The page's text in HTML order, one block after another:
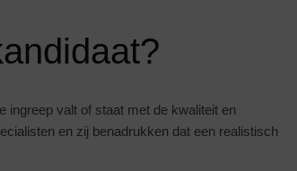
ingreep valt of staat met de kwaliteit en
en zij benadrukken dat een realistisch